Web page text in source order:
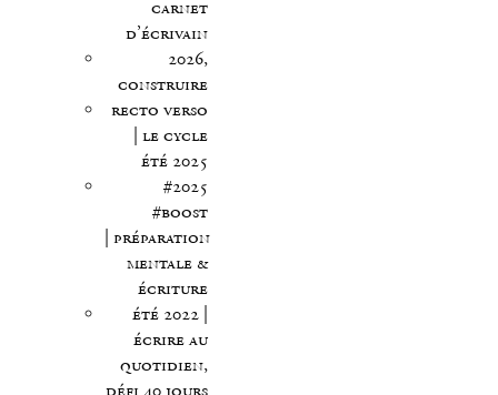
carnet
d’écrivain
2026,
construire
recto verso
| le cycle
été 2025
#2025
#boost
| préparation
mentale &
écriture
été 2022 |
écrire au
quotidien,